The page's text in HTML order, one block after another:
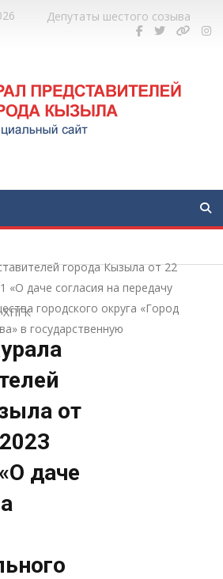
Депутаты шестого созыва
города Кызыла от 22
«О даче согласия на передачу
городского округа «Город
в государственную
ХПГК
от
даче